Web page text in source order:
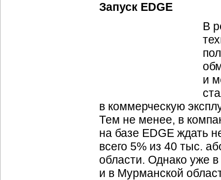
Запуск EDGE
В
и
в коммерческую
Тем не менее, в
на базе EDGE ждать
всего 5% из 40 тыс.
области. Однако уже
и в Мурманской